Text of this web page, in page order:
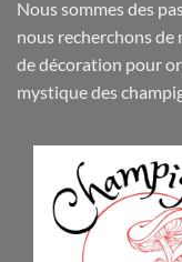
Nous sommes des
nous recherchons de
dedécoration pour
mystique des